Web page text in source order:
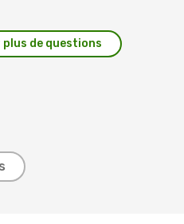
plus de questions